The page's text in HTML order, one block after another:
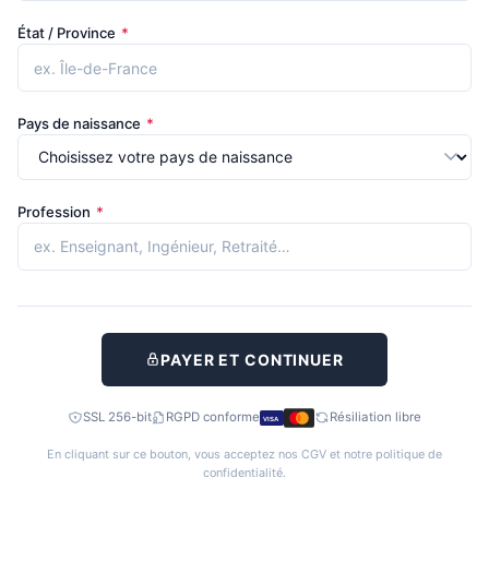
État / Province *
Pays de naissance *
Profession *
PAYER ET CONTINUER
SSL 256-bit RGPD conforme VISA Résiliation libre
En cliquant sur ce bouton, vous acceptez nos CGV et notre politique de
confidentialité